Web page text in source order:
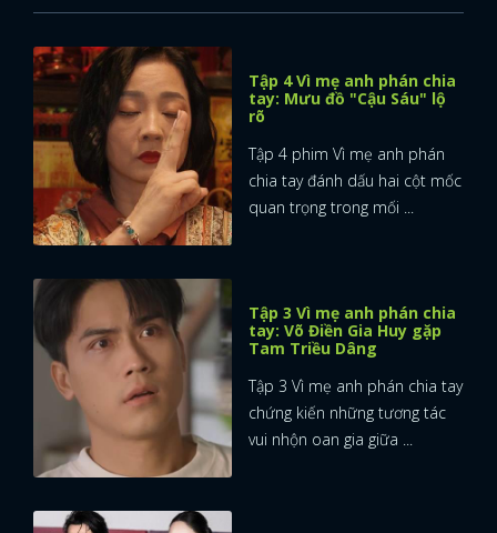
Tập 4 Vì mẹ anh phán chia
tay: Mưu đồ "Cậu Sáu" lộ
rõ
Tập 4 phim Vì mẹ anh phán
chia tay đánh dấu hai cột mốc
quan trọng trong mối ...
Tập 3 Vì mẹ anh phán chia
tay: Võ Điền Gia Huy gặp
Tam Triều Dâng
Tập 3 Vì mẹ anh phán chia tay
chứng kiến những tương tác
vui nhộn oan gia giữa ...